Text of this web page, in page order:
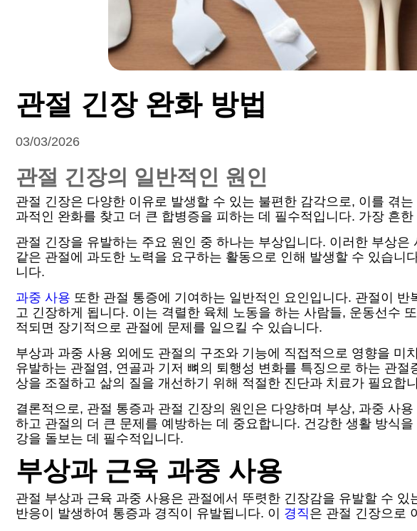
관절 긴장 완화 방법
03/03/2026
관절 긴장의 일반적인 원인
관절 긴장은 다양한 이유로 발생할 수 있는 불편한 감각으로, 이를 겪
과적인 완화를 찾고 더 큰 합병증을 피하는 데 필수적입니다. 가장 흔
관절 긴장을 유발하는 주요 원인 중 하나는 부상입니다. 이러한 부상
같은 관절에 과도한 노력을 요구하는 활동으로 인해 발생할 수 있습
니다.
과중 사용 또한 관절 통증에 기여하는 일반적인 요인입니다. 관절이
고 긴장하게 됩니다. 이는 격렬한 육체 노동을 하는 사람들, 운동선수
적되면 장기적으로 관절에 문제를 일으킬 수 있습니다.
부상과 과중 사용 외에도 관절의 구조와 기능에 직접적으로 영향을
유발하는 관절염, 연골과 기저 뼈의 퇴행성 변화를 특징으로 하는 관
상을 조절하고 삶의 질을 개선하기 위해 적절한 진단과 치료가 필요합
결론적으로, 관절 통증과 관절 긴장의 원인은 다양하며 부상, 과중 사
하고 관절의 더 큰 문제를 예방하는 데 중요합니다. 건강한 생활 방식을
강을 돌보는 데 필수적입니다.
부상과 근육 과중 사용
관절 부상과 근육 과중 사용은 관절에서 뚜렷한 긴장감을 유발할 수
반응이 발생하여 통증과 경직이 유발됩니다. 이 경직은 관절 긴장으로